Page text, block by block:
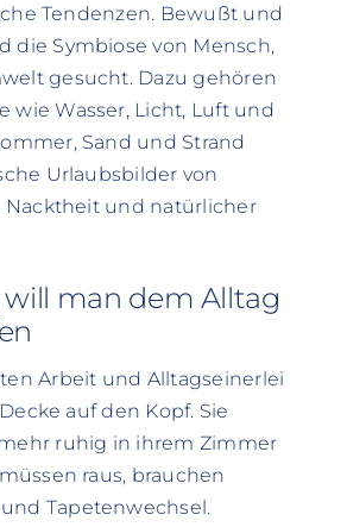
Tendenzen. Bewußt und
die Symbiose von Mensch,
gesucht. Dazu gehören
wie Wasser, Licht, Luft und
Sand und Strand
Urlaubsbilder von
Nacktheit und natürlicher
man dem Alltag
Arbeit und Alltagseinerlei
auf den Kopf. Sie
ruhig in ihrem Zimmer
raus, brauchen
Tapetenwechsel.